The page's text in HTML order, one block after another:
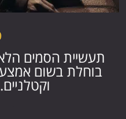
תעשיית הסמים
בוחלת בשום אמצעי